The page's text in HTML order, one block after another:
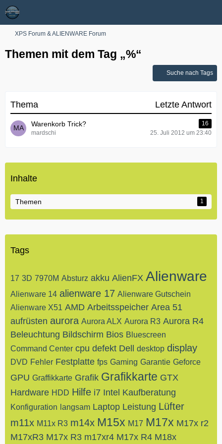
XPS Forum & ALIENWARE Forum
Themen mit dem Tag „%“
Suche nach Tags
Thema Letzte Antwort
Warenkorb Trick?
16
mardschi
25. Juli 2012 um 23:40
Inhalte
Themen 1
Tags
17 3D 7970M Absturz akku AlienFX Alienware
Alienware 14 alienware 17 Alienware Gutschein
Alienware X51 AMD Arbeitsspeicher Area 51
aufrüsten aurora Aurora ALX Aurora R3 Aurora R4
Beleuchtung Bildschirm Bios Bluescreen
Command Center cpu defekt Dell desktop display
DVD Fehler Festplatte fps Gaming Garantie Geforce
GPU Graffikkarte Grafik Grafikkarte GTX
Hardware HDD Hilfe i7 Intel Kaufberatung
Konfiguration langsam Laptop Leistung Lüfter
m11x M11x R3 m14x M15x M17 M17x M17x r2
M17xR3 M17x R3 m17xr4 M17x R4 M18x